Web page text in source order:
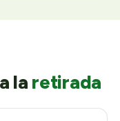
la retirada